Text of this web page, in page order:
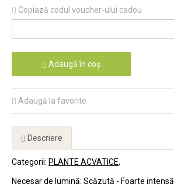
Copiază codul voucher-ului cadou
Adaugă în coş
Adaugă la favorite
Descriere
Categorii: PLANTE ACVATICE
Necesar de lumină: Scăzută - Foarte intensă